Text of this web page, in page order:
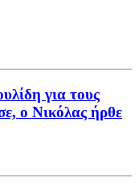
για τους
ο Νικόλας ήρθε